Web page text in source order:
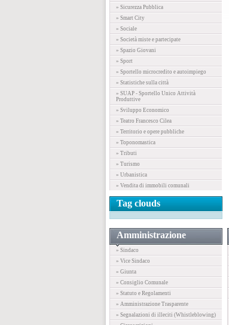
» Sicurezza Pubblica
» Smart City
» Sociale
» Società miste e partecipate
» Spazio Giovani
» Sport
» Sportello microcredito e autoimpiego
» Statistiche sulla città
» SUAP - Sportello Unico Attività
Produttive
» Sviluppo Economico
» Teatro Francesco Cilea
» Territorio e opere pubbliche
» Toponomastica
» Tributi
» Turismo
» Urbanistica
» Vendita di immobili comunali
Tag clouds
Amministrazione
» Sindaco
» Vice Sindaco
» Giunta
» Consiglio Comunale
» Statuto e Regolamenti
» Amministrazione Trasparente
» Segnalazioni di illeciti (Whistleblowing)